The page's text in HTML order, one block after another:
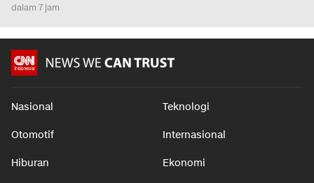
dalam 7 jam
Nasional Teknologi
Otomotif Internasional
Hiburan Ekonomi